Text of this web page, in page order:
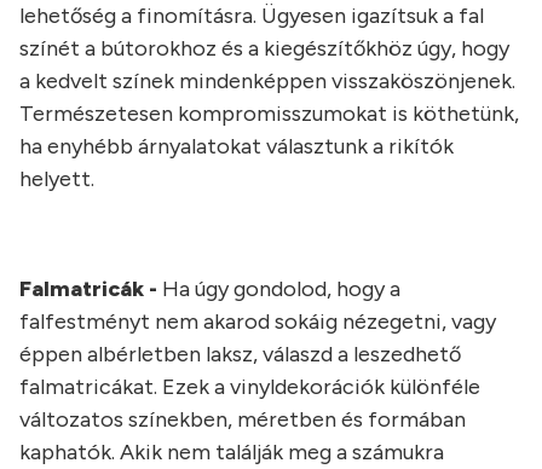
lehetőség a finomításra. Ügyesen igazítsuk a fal
színét a bútorokhoz és a kiegészítőkhöz úgy, hogy
a kedvelt színek mindenképpen visszaköszönjenek.
Természetesen kompromisszumokat is köthetünk,
ha enyhébb árnyalatokat választunk a rikítók
helyett.
Falmatricák - Ha úgy gondolod, hogy a
falfestményt nem akarod sokáig nézegetni, vagy
éppen albérletben laksz, válaszd a leszedhető
falmatricákat. Ezek a vinyldekorációk különféle
változatos színekben, méretben és formában
kaphatók. Akik nem találják meg a számukra